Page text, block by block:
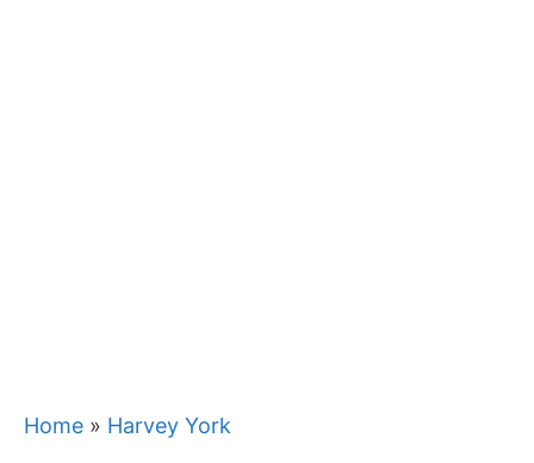
Home » Harvey York